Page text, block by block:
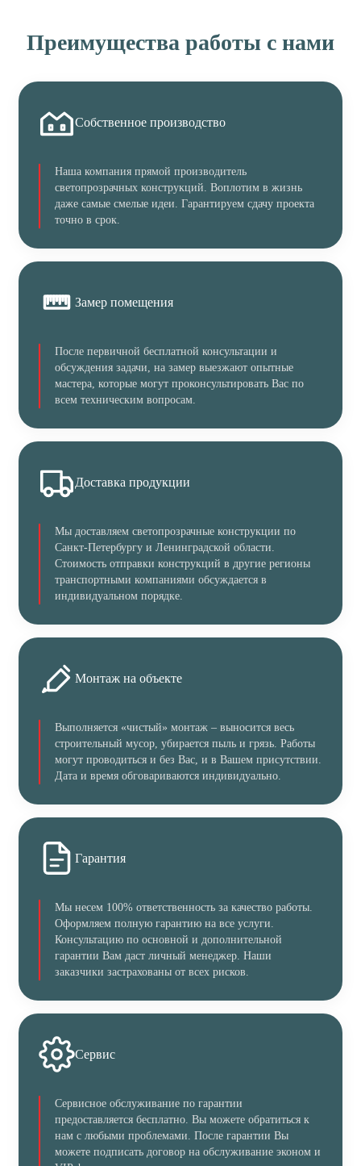
Преимущества работы с нами
Собственное производство
Наша компания прямой производитель
светопрозрачных конструкций. Воплотим в жизнь
даже самые смелые идеи. Гарантируем сдачу проекта
точно в срок.
Замер помещения
После первичной бесплатной консультации и
обсуждения задачи, на замер выезжают опытные
мастера, которые могут проконсультировать Вас по
всем техническим вопросам.
Доставка продукции
Мы доставляем светопрозрачные конструкции по
Санкт-Петербургу и Ленинградской области.
Стоимость отправки конструкций в другие регионы
транспортными компаниями обсуждается в
индивидуальном порядке.
Монтаж на объекте
Выполняется «чистый» монтаж – выносится весь
строительный мусор, убирается пыль и грязь. Работы
могут проводиться и без Вас, и в Вашем присутствии.
Дата и время обговариваются индивидуально.
Гарантия
Мы несем 100% ответственность за качество работы.
Оформляем полную гарантию на все услуги.
Консультацию по основной и дополнительной
гарантии Вам даст личный менеджер. Наши
заказчики застрахованы от всех рисков.
Сервис
Сервисное обслуживание по гарантии
предоставляется бесплатно. Вы можете обратиться к
нам с любыми проблемами. После гарантии Вы
можете подписать договор на обслуживание эконом и